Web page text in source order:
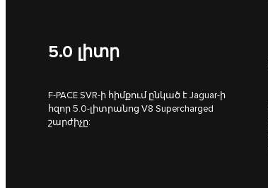
5.0 լիտր
F‑PACE SVR-ի հիմքում ընկած է Jaguar-ի
հզոր 5.0-լիտրանոց V8 Supercharged
շարժիչը: